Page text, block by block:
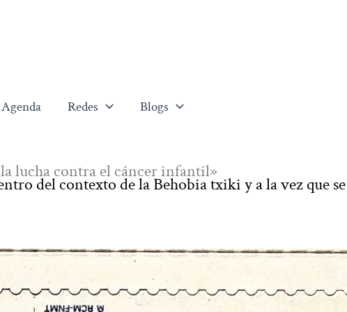
Agenda Redes Blogs
lucha contra el cáncer infantil»
del contexto de la Behobia txiki y a la vez que